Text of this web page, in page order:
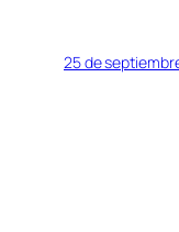
25 de